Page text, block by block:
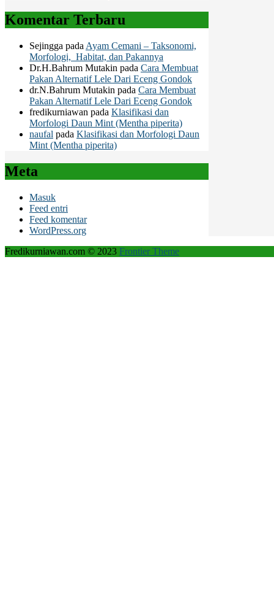
Komentar Terbaru
Sejingga pada Ayam Cemani – Taksonomi,
Morfologi, Habitat, dan Pakannya
Dr.H.Bahrum Mutakin pada Cara Membuat
Pakan Alternatif Lele Dari Eceng Gondok
dr.N.Bahrum Mutakin pada Cara Membuat
Pakan Alternatif Lele Dari Eceng Gondok
fredikurniawan pada Klasifikasi dan
Morfologi Daun Mint (Mentha piperita)
naufal pada Klasifikasi dan Morfologi Daun
Mint (Mentha piperita)
Meta
Masuk
Feed entri
Feed komentar
WordPress.org
Fredikurniawan.com © 2023 Frontier Theme